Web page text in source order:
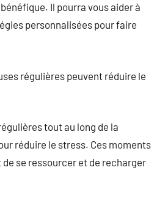
Il pourra vous aider à
personnalisées pour faire
régulières peuvent réduire le
tout au long de la
réduire le stress. Ces moments
se ressourcer et de recharger